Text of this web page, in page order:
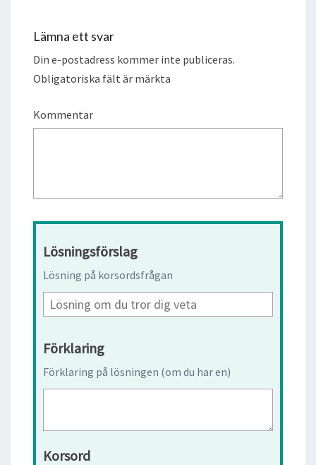
Lämna ett svar
Din e-postadress kommer inte publiceras.
Obligatoriska fält är märkta
Kommentar
Lösningsförslag
Lösning på korsordsfrågan
Förklaring
Förklaring på lösningen (om du har en)
Korsord